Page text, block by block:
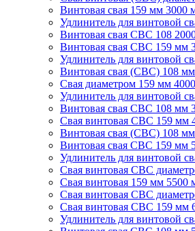
Винтовая свая 159 мм 3000
Удлинитель для винтовой
Винтовая свая СВС 108
Винтовая свая СВС 159 мм
Удлинитель для винтовой
Винтовая свая (СВС) 108
Свая диаметром 159 мм
Удлинитель для винтовой
Винтовая свая СВС 108 мм
Свая винтовая СВС 159 мм
Винтовая свая (СВС) 108
Винтовая свая СВС 159 мм
Удлинитель для винтовой
Свая винтовая СВС
Свая винтовая 159 мм 5500
Свая винтовая СВС
Свая винтовая СВС 159 мм
Удлинитель для винтовой